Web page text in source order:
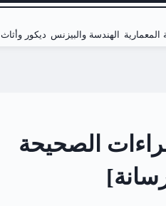
المعمارية الهندسة والبيزنس ديكور وأثاث
الصحيحة